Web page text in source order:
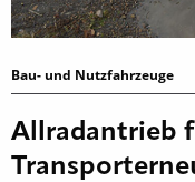
Bau- und Nutzfahrzeuge
Allradantrieb